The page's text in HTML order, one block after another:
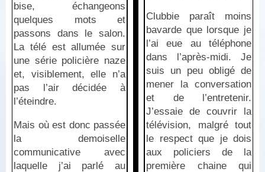
bise, échangeons
quelques mots et
passons dans le salon.
La télé est allumée sur
une série policière naze
et, visiblement, elle n’a
pas l’air décidée à
l’éteindre.
Mais où est donc passée
la demoiselle
communicative avec
laquelle j’ai parlé au
Clubbie paraît moins
bavarde que lorsque je
l’ai eue au téléphone
dans l’après-midi. Je
suis un peu obligé de
mener la conversation
et de l’entretenir.
J’essaie de couvrir la
télévision, malgré tout
le respect que je dois
aux policiers de la
première chaine qui